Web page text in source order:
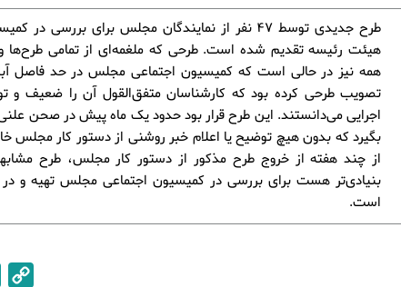
طرح جدیدی توسط 47 نفر از نمایندگان مجلس برای
هیئت رئیسه تقدیم شده است. طرحی که ملغمه‌ای از تمامی طرح‌ها
تصویب طرحی کرده بود که کارشناسان متفق‌القول آن را ضعیف و
اجرایی می‌دانستند. این طرح قرار بود حدود یک ماه پیش در صحن
بگیرد که بدون هیچ توضیح یا اعلام خبر روشنی از دستور کار مجلس
از چند هفته از خروج طرح مذکور از دستور کار مجلس، طرح
بنیادی‌تر هست برای بررسی در کمیسیون اجتماعی مجلس تهیه و
است.